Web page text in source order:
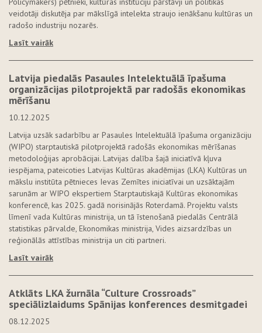
veidotāji diskutēja par mākslīgā intelekta straujo ienākšanu kultūras un
radošo industriju nozarēs.
Lasīt vairāk
Latvija piedalās Pasaules Intelektuālā īpašuma
organizācijas pilotprojektā par radošās ekonomikas
mērīšanu
10.12.2025
Latvija uzsāk sadarbību ar Pasaules Intelektuālā īpašuma organizāciju
(WIPO) starptautiskā pilotprojektā radošās ekonomikas mērīšanas
metodoloģijas aprobācijai. Latvijas dalība šajā iniciatīvā kļuva
iespējama, pateicoties Latvijas Kultūras akadēmijas (LKA) Kultūras un
mākslu institūta pētnieces Ievas Zemītes iniciatīvai un uzsāktajām
sarunām ar WIPO ekspertiem Starptautiskajā Kultūras ekonomikas
konferencē, kas 2025. gadā norisinājās Roterdamā. Projektu valsts
līmenī vada Kultūras ministrija, un tā īstenošanā piedalās Centrālā
statistikas pārvalde, Ekonomikas ministrija, Vides aizsardzības un
reģionālās attīstības ministrija un citi partneri.
Lasīt vairāk
Atklāts LKA žurnāla “Culture Crossroads”
speciālizlaidums Spānijas konferences desmitgadei
08.12.2025